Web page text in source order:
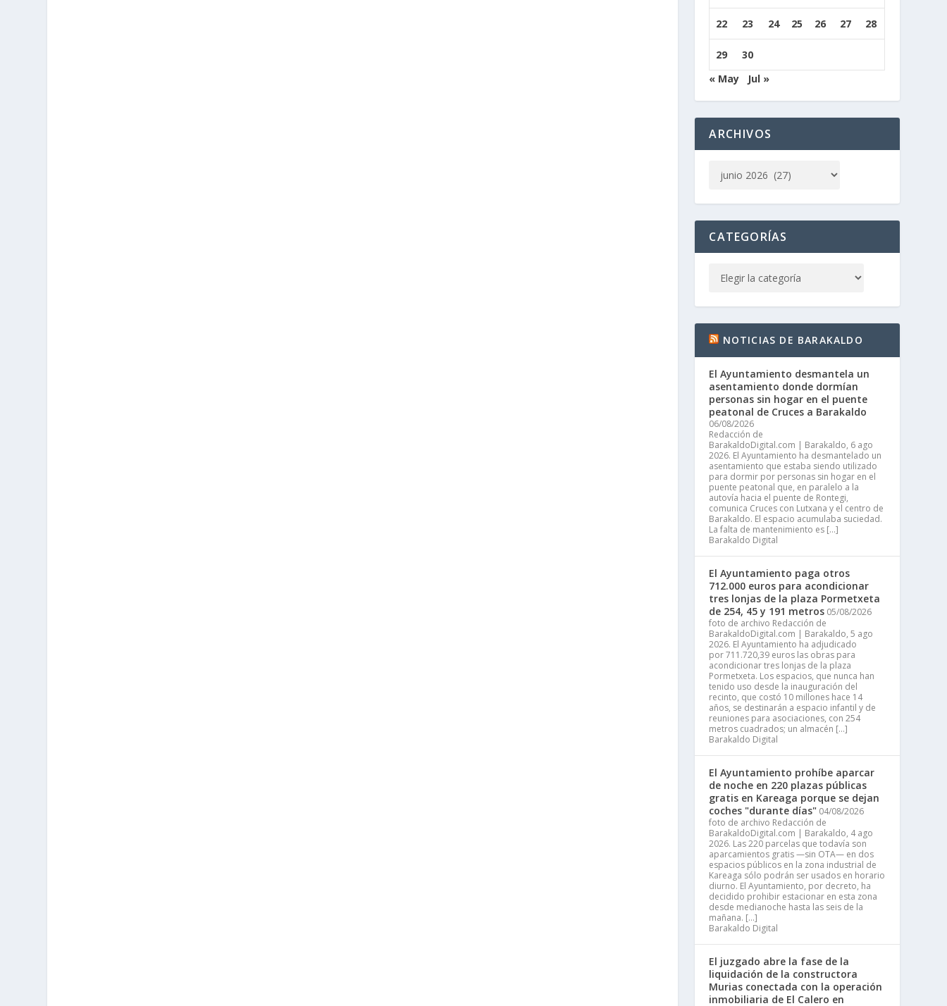
22 23 24 25 26 27 28
29
30
« May
Jul »
ARCHIVOS
CATEGORÍAS
NOTICIAS DE BARAKALDO
El Ayuntamiento desmantela un
asentamiento donde dormían
personas sin hogar en el puente
peatonal de Cruces a Barakaldo
06/08/2026
Redacción de
BarakaldoDigital.com | Barakaldo, 6 ago
2026. El Ayuntamiento ha desmantelado un
asentamiento que estaba siendo utilizado
para dormir por personas sin hogar en el
puente peatonal que, en paralelo a la
autovía hacia el puente de Rontegi,
comunica Cruces con Lutxana y el centro de
Barakaldo. El espacio acumulaba suciedad.
La falta de mantenimiento es […]
Barakaldo Digital
El Ayuntamiento paga otros
712.000 euros para acondicionar
tres lonjas de la plaza Pormetxeta
de 254, 45 y 191 metros 05/08/2026
foto de archivo Redacción de
BarakaldoDigital.com | Barakaldo, 5 ago
2026. El Ayuntamiento ha adjudicado
por 711.720,39 euros las obras para
acondicionar tres lonjas de la plaza
Pormetxeta. Los espacios, que nunca han
tenido uso desde la inauguración del
recinto, que costó 10 millones hace 14
años, se destinarán a espacio infantil y de
reuniones para asociaciones, con 254
metros cuadrados; un almacén […]
Barakaldo Digital
El Ayuntamiento prohíbe aparcar
de noche en 220 plazas públicas
gratis en Kareaga porque se dejan
coches "durante días" 04/08/2026
foto de archivo Redacción de
BarakaldoDigital.com | Barakaldo, 4 ago
2026. Las 220 parcelas que todavía son
aparcamientos gratis —sin OTA— en dos
espacios públicos en la zona industrial de
Kareaga sólo podrán ser usados en horario
diurno. El Ayuntamiento, por decreto, ha
decidido prohibir estacionar en esta zona
desde medianoche hasta las seis de la
mañana. […]
Barakaldo Digital
El juzgado abre la fase de la
liquidación de la constructora
Murias conectada con la operación
inmobiliaria de El Calero en